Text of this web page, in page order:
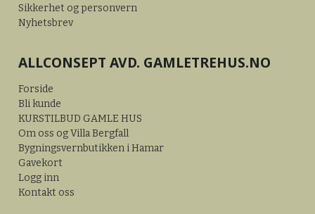
Sikkerhet og personvern
Nyhetsbrev
ALLCONSEPT AVD. GAMLETREHUS.NO
Forside
Bli kunde
KURSTILBUD GAMLE HUS
Om oss og Villa Bergfall
Bygningsvernbutikken i Hamar
Gavekort
Logg inn
Kontakt oss